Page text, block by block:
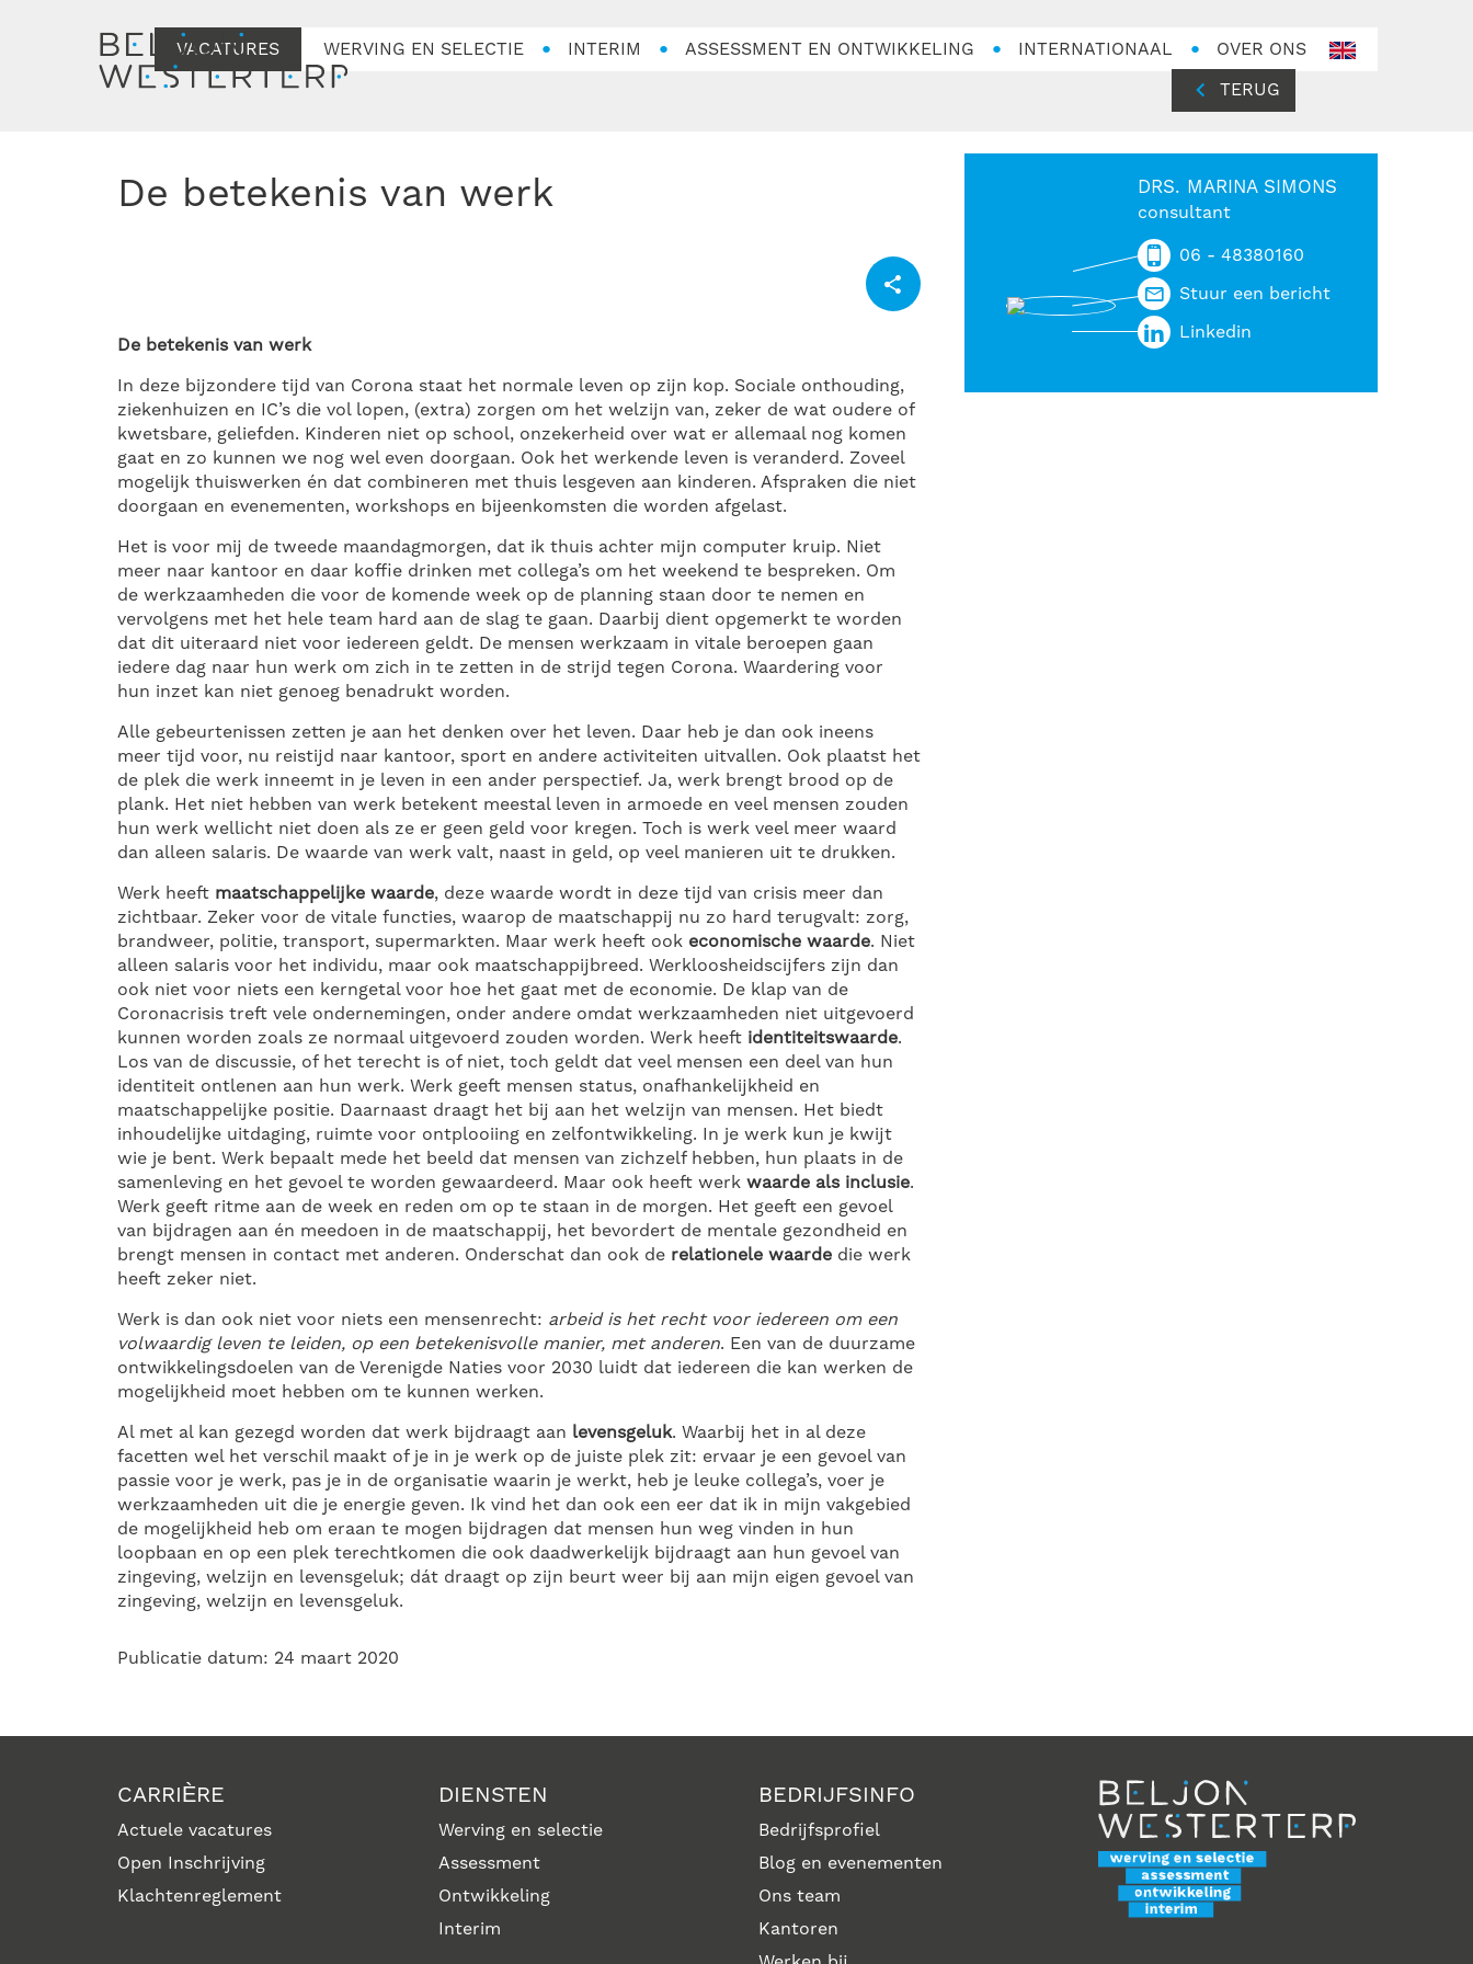
VACATURES WERVING EN SELECTIE INTERIM ASSESSMENT EN ONTWIKKELING INTERNATIONAAL OVER ONS
en-
TERUG
De betekenis van werk
De betekenis van werk
In deze bijzondere tijd van Corona staat het normale leven op zijn kop. Sociale onthouding,
ziekenhuizen en IC’s die vol lopen, (extra) zorgen om het welzijn van, zeker de wat oudere of
kwetsbare, geliefden. Kinderen niet op school, onzekerheid over wat er allemaal nog komen
gaat en zo kunnen we nog wel even doorgaan. Ook het werkende leven is veranderd. Zoveel
mogelijk thuiswerken én dat combineren met thuis lesgeven aan kinderen. Afspraken die niet
doorgaan en evenementen, workshops en bijeenkomsten die worden afgelast.
Het is voor mij de tweede maandagmorgen, dat ik thuis achter mijn computer kruip. Niet
meer naar kantoor en daar koffie drinken met collega’s om het weekend te bespreken. Om
de werkzaamheden die voor de komende week op de planning staan door te nemen en
vervolgens met het hele team hard aan de slag te gaan. Daarbij dient opgemerkt te worden
dat dit uiteraard niet voor iedereen geldt. De mensen werkzaam in vitale beroepen gaan
iedere dag naar hun werk om zich in te zetten in de strijd tegen Corona. Waardering voor
hun inzet kan niet genoeg benadrukt worden.
Alle gebeurtenissen zetten je aan het denken over het leven. Daar heb je dan ook ineens
meer tijd voor, nu reistijd naar kantoor, sport en andere activiteiten uitvallen. Ook plaatst het
de plek die werk inneemt in je leven in een ander perspectief. Ja, werk brengt brood op de
plank. Het niet hebben van werk betekent meestal leven in armoede en veel mensen zouden
hun werk wellicht niet doen als ze er geen geld voor kregen. Toch is werk veel meer waard
dan alleen salaris. De waarde van werk valt, naast in geld, op veel manieren uit te drukken.
Werk heeft maatschappelijke waarde, deze waarde wordt in deze tijd van crisis meer dan
zichtbaar. Zeker voor de vitale functies, waarop de maatschappij nu zo hard terugvalt: zorg,
brandweer, politie, transport, supermarkten. Maar werk heeft ook economische waarde. Niet
alleen salaris voor het individu, maar ook maatschappijbreed. Werkloosheidscijfers zijn dan
ook niet voor niets een kerngetal voor hoe het gaat met de economie. De klap van de
Coronacrisis treft vele ondernemingen, onder andere omdat werkzaamheden niet uitgevoerd
kunnen worden zoals ze normaal uitgevoerd zouden worden. Werk heeft identiteitswaarde.
Los van de discussie, of het terecht is of niet, toch geldt dat veel mensen een deel van hun
identiteit ontlenen aan hun werk. Werk geeft mensen status, onafhankelijkheid en
maatschappelijke positie. Daarnaast draagt het bij aan het welzijn van mensen. Het biedt
inhoudelijke uitdaging, ruimte voor ontplooiing en zelfontwikkeling. In je werk kun je kwijt
wie je bent. Werk bepaalt mede het beeld dat mensen van zichzelf hebben, hun plaats in de
samenleving en het gevoel te worden gewaardeerd. Maar ook heeft werkwaarde als inclusie.
Werk geeft ritme aan de week en reden om op te staan in de morgen. Het geeft een gevoel
van bijdragen aan én meedoen in de maatschappij, het bevordert de mentale gezondheid en
brengt mensen in contact met anderen. Onderschat dan ook de relationele waarde die werk
heeft zeker niet.
Werk is dan ook niet voor niets een mensenrecht: arbeid is het recht voor iedereen om een
volwaardig leven te leiden, op een betekenisvolle manier, met anderen. Een van de duurzame
ontwikkelingsdoelen van de Verenigde Naties voor 2030 luidt dat iedereen die kan werken de
mogelijkheid moet hebben om te kunnen werken.
Al met al kan gezegd worden dat werk bijdraagt aan levensgeluk. Waarbij het in al deze
facetten wel het verschil maakt of je in je werk op de juiste plek zit: ervaar je een gevoel van
passie voor je werk, pas je in de organisatie waarin je werkt, heb je leuke collega’s, voer je
werkzaamheden uit die je energie geven. Ik vind het dan ook een eer dat ik in mijn vakgebied
de mogelijkheid heb om eraan te mogen bijdragen dat mensen hun weg vinden in hun
loopbaan en op een plek terechtkomen die ook daadwerkelijk bijdraagt aan hun gevoel van
zingeving, welzijn en levensgeluk; dát draagt op zijn beurt weer bij aan mijn eigen gevoel van
zingeving, welzijn en levensgeluk.
Publicatie datum: 24 maart 2020
DRS. MARINA SIMONS
consultant
06 - 48380160
Stuur een bericht
Linkedin
CARRIÈRE
Actuele vacatures
Open Inschrijving
Klachtenreglement
DIENSTEN
Werving en selectie
Assessment
Ontwikkeling
Interim
BEDRIJFSINFO
Bedrijfsprofiel
Blog en evenementen
Ons team
Kantoren